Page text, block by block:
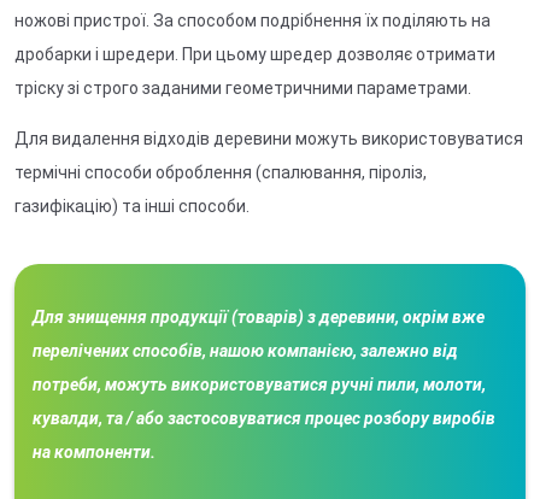
ножові пристрої. За способом подрібнення їх поділяють на
дробарки і шредери. При цьому шредер дозволяє отримати
тріску зі строго заданими геометричними параметрами.
Для видалення відходів деревини можуть використовуватися
термічні способи оброблення (спалювання, піроліз,
газифікацію) та інші способи.
Для знищення продукції (товарів) з деревини, окрім вже
перелічених способів, нашою компанією, залежно від
потреби, можуть використовуватися ручні пили, молоти,
кувалди, та / або застосовуватися процес розбору виробів
на компоненти.